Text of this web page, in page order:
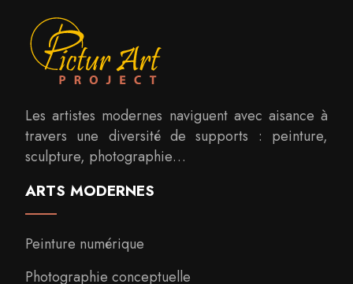
Les artistes modernes naviguent avec aisance à
travers une diversité de supports : peinture,
sculpture, photographie…
ARTS MODERNES
Peinture numérique
Photographie conceptuelle